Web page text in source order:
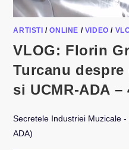
ARTISTI /ONLINE / VIDEO /
VLOG: Florin
Turcanu
si UCMR-ADA –
Secretele Industriei Muzicale
ADA)